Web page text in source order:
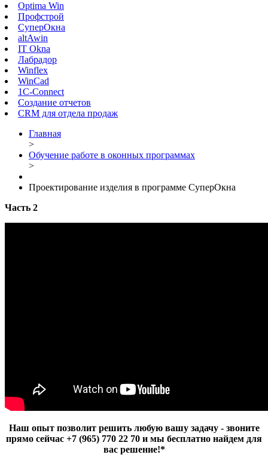
Optima Win
Профстрой
СуперОкна
altAwin
IT Okna
Лабрадор
Winflex
WinCad
1C-Connect
Создание отчетов
CRM для отдела продаж
Главная
>
Обучение работе в оконных программах
>
Проектирование изделия в программе СуперОкна
Часть 2
Наш опыт позволит решить любую вашу задачу - звоните
прямо сейчас +7 (965) 770 22 70 и мы бесплатно найдем для
вас решение!*